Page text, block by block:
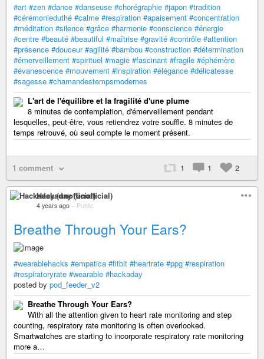
#art #zen #dance #danseuse #chorégraphie #japon #tradition
#cérémonieduthé #calme #respiration #apaisement #concentration
#méditation #silence #grâce #harmonie #conscience #énergie
#centre #beauté #beautiful #maîtrise #gravité #contrôle #attention
#présence #douceur #agilité #bambou #construction #détermination
#émerveillement #spirituel #magie #fascinant #fragile #éphémère
#évanescence #mouvement #inspiration #élégance #délicatesse
#sagesse #chamandestempsmodernes
L'art de l'équilibre et la fragilité d'une plume
8 minutes de contemplation, d'émerveillement pendant
lesquelles, peut-être, vous retiendrez votre souffle. 8 minutes de
temps retrouvé, où seul compte le moment présent.
1 comment 1 1 2
Hackaday (unofficial)
4 years ago – Public
Breathe Through Your Ears?
#wearablehacks #empatica #fitbit #heartrate #ppg #respiration
#respiratoryrate #wearable #hackaday
posted by pod_feeder_v2
Breathe Through Your Ears?
With all the attention given to heart rate monitoring and step
counting, respiratory rate monitoring is often overlooked.
Smartwatches are starting to incorporate respiratory rate monitoring
more a…